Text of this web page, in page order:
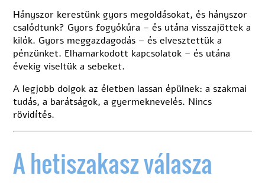
Hányszor kerestünk gyors megoldásokat, és hányszor
csalódtunk? Gyors fogyókúra – és utána visszajöttek a
kilók. Gyors meggazdagodás – és elvesztettük a
pénzünket. Elhamarkodott kapcsolatok – és utána
évekig viseltük a sebeket.
A legjobb dolgok az életben lassan épülnek: a szakmai
tudás, a barátságok, a gyermeknevelés. Nincs
rövidítés.
A hetiszakasz válasza